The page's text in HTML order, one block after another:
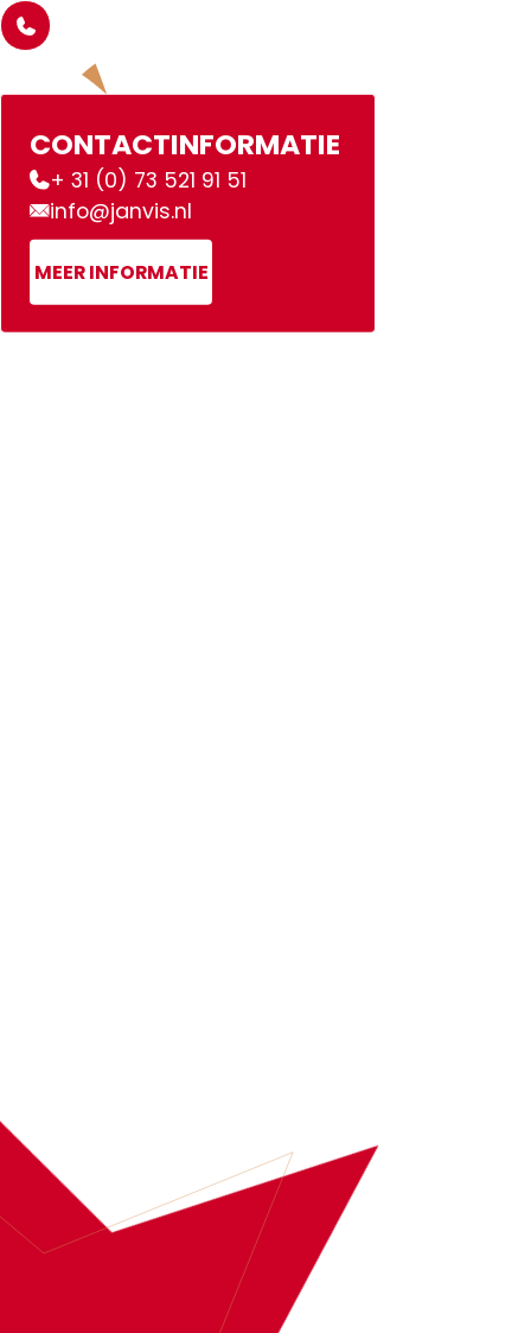
CONTACTINFORMATIE
+ 31 (0) 73 521 91 51
info@janvis.nl
MEER INFORMATIE